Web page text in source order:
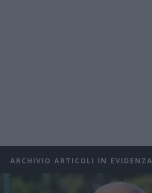
ARCHIVIO ARTICOLI IN EVIDENZA